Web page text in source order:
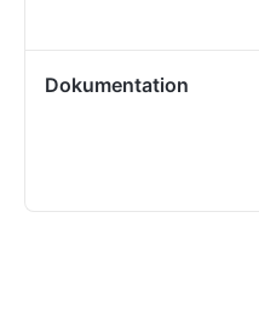
Dokumentation